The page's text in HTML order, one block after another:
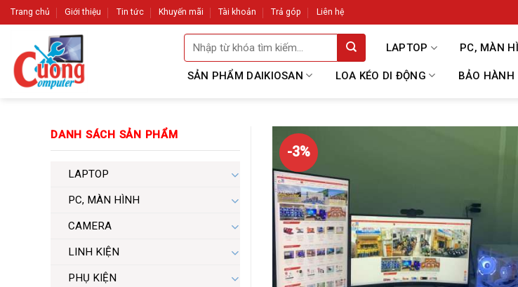
Skip
to
Trang chủ Giới thiệu Tin tức Khuyến mãi Tài khoản Trả góp Liên hệ
Tìm
kiếm:
LAPTOP PC, MÀN
SẢN PHẨM DAIKIOSAN LOA KÉO DI ĐỘNG BẢO HÀNH
DANH SÁCH SẢN PHẨM
LAPTOP
PC, MÀN HÌNH
CAMERA
LINH KIỆN
PHỤ KIỆN
-3%